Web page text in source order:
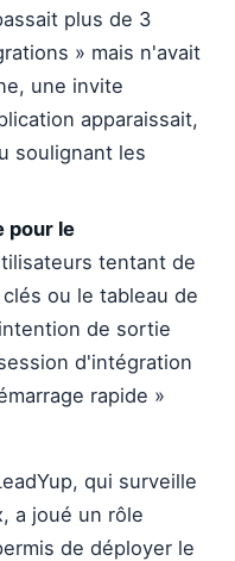
plus de 3
» mais n'avait
une invite
apparaissait,
soulignant les
pour le
tentant de
ou le tableau de
de sortie
d'intégration
rapide »
qui surveille
a joué un rôle
de déployer le